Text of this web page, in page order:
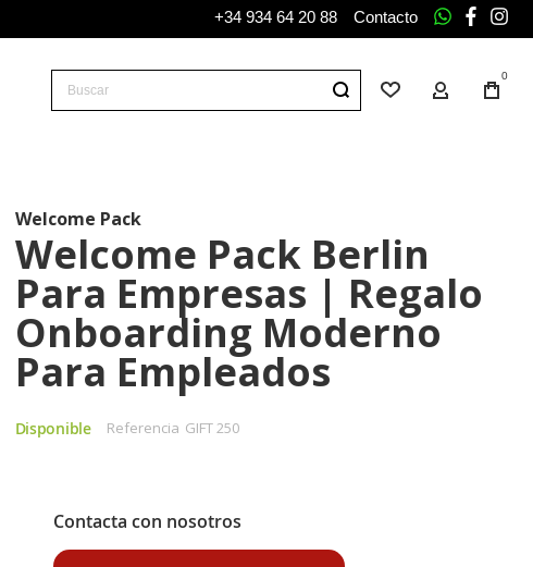
+34 934 64 20 88 Contacto whatsapp
Buscar
Mi Cuenta
Lista de deseos
Tu
0
Welcome Pack
Welcome Pack Berlin
Para Empresas | Regalo
Onboarding Moderno
Para Empleados
Disponible Referencia GIFT 250
Contacta con nosotros